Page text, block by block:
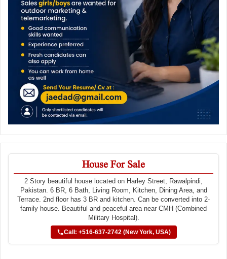
House For Sale
2 Story beautiful house located on Harley Street, Rawalpindi,
Pakistan. 6 BR, 6 Bath, Living Room, Kitchen, Dining Area, and
Terrace. 2nd floor has 3 BR and kitchen. Can be converted into 2-
family house. Beautiful and peaceful area near CMH (Combined
Military Hospital).
Call: +516-637-2742 (New York, USA)